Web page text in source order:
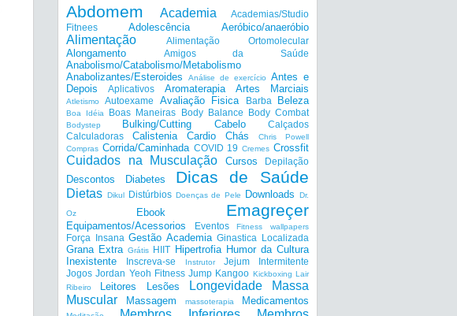
Abdomem Academia
Academias/Studio
Fitnees
Adolescência Aeróbico/anaeróbio
Alimentação Alimentação Ortomolecular
Alongamento Amigos da Saúde
Anabolismo/Catabolismo/Metabolismo
Anabolizantes/Esteroides
Análise de exercício
Antes e
Depois
Aplicativos Aromaterapia Artes Marciais
Atletismo Autoexame Avaliação Fisica Barba Beleza
Boa Idéia Boas Maneiras Body Balance Body Combat
Bodystep Bulking/Cutting Cabelo
Calçados
Calculadoras
Calistenia Cardio Chás
Chris Powell
Compras Corrida/Caminhada COVID 19 Cremes Crossfit
Cuidados na Musculação Cursos Depilação
Descontos Diabetes Dicas de Saúde
Dietas Dikul Distúrbios Doenças de Pele Downloads Dr.
Oz Ebook Emagreçer
Equipamentos/Acessorios Eventos Fitness wallpapers
Força Insana Gestão Academia Ginastica Localizada
Grana Extra Grátis HIIT Hipertrofia Humor da Cultura
Inexistente
Inscreva-se Instrutor
Jejum Intermitente
Jogos Jordan Yeoh Fitness Jump Kangoo Kickboxing Lair
Ribeiro
Leitores Lesões Longevidade
Massa
Muscular
Massagem massoterapia Medicamentos